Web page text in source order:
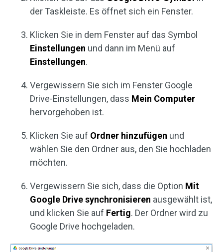
der Taskleiste. Es öffnet sich ein Fenster.
Klicken Sie in dem Fenster auf das Symbol
Einstellungen und dann im Menü auf
Einstellungen.
Vergewissern Sie sich im Fenster Google
Drive-Einstellungen, dass Mein Computer
hervorgehoben ist.
Klicken Sie auf Ordner hinzufügen und
wählen Sie den Ordner aus, den Sie hochladen
möchten.
Vergewissern Sie sich, dass die Option Mit
Google Drive synchronisieren ausgewählt ist,
und klicken Sie auf Fertig. Der Ordner wird zu
Google Drive hochgeladen.